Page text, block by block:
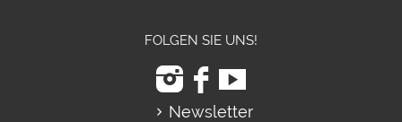
FOLGEN SIE UNS!
Newsletter